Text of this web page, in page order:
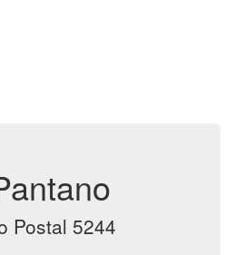
Postal 5244